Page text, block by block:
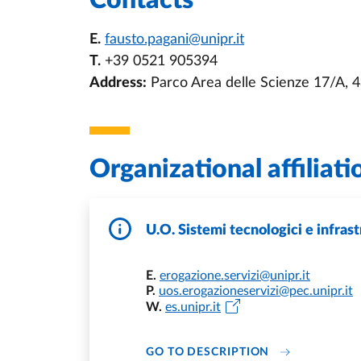
E. fausto.pagani@unipr.it
T. +39 0521 905394
Address: Parco Area delle Scienze 17/A,
Organizational
U.O. Sistemi tecnologici e
E. erogazione.servizi@unipr.it
P. uos.erogazioneservizi@pec.unipr.it
W. es.unipr.it
GO TO DESCRIPTION DI U.O.